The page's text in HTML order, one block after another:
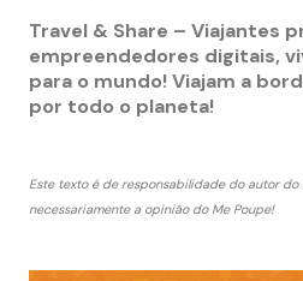
Travel & Share – Viajantes
empreendedores digitais,
para o mundo! Viajam a
por todo o planeta!
Este texto é de responsabilidade do autor
necessariamente a opinião do Me Poupe!